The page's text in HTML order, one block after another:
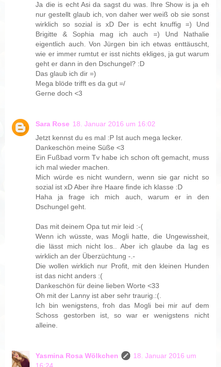
Ja die is echt Asi da sagst du was. Ihre Show is ja eh
nur gestellt glaub ich, von daher wer weiß ob sie sonst
wirklich so sozial is xD Der is echt knuffig =) Und
Brigitte & Sophia mag ich auch =) Und Nathalie
eigentlich auch. Von Jürgen bin ich etwas enttäuscht,
wie er immer rumtut er isst nichts ekliges, ja gut warum
geht er dann in den Dschungel? :D
Das glaub ich dir =)
Mega blöde trifft es da gut =/
Gerne doch <3
Sara Rose 18. Januar 2016 um 16:02
Jetzt kennst du es mal :P Ist auch mega lecker.
Dankeschön meine Süße <3
Ein Fußbad vorm Tv habe ich schon oft gemacht, muss
ich mal wieder machen.
Mich würde es nicht wundern, wenn sie gar nicht so
sozial ist xD Aber ihre Haare finde ich klasse :D
Haha ja frage ich mich auch, warum er in den
Dschungel geht.
Das mit deinem Opa tut mir leid :-(
Wenn ich wüsste, was Mogli hatte, die Ungewissheit,
die lässt mich nicht los.. Aber ich glaube da lag es
wirklich an der Überzüchtung -.-
Die wollen wirklich nur Profit, mit den kleinen Hunden
ist das nicht anders :(
Dankeschön für deine lieben Worte <33
Oh mit der Lanny ist aber sehr traurig.:(.
Ich bin wenigstens, froh das Mogli bei mir auf dem
Schoss gestorben ist, so war er wenigstens nicht
alleine.
Yasmina Rosa Wölkchen
18. Januar 2016 um